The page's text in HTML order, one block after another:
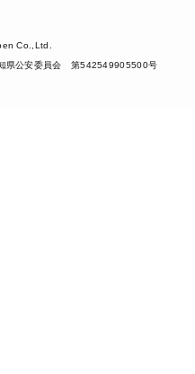
Co.,Ltd.
県公安委員会 第542549905500号